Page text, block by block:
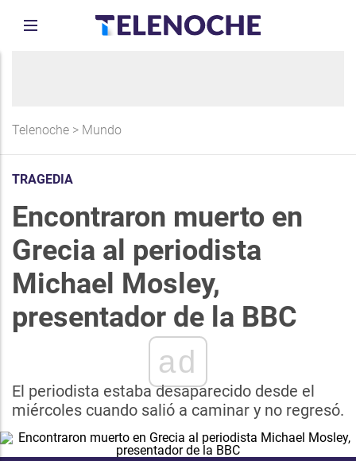
Telenoche > Mundo
TRAGEDIA
Encontraron muerto en
Grecia al periodista
Michael Mosley,
presentador de la BBC
ad
El periodista estaba desaparecido desde el
miércoles cuando salió a caminar y no regresó.